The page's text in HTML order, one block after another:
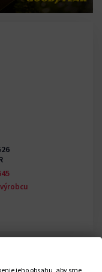
jeho obsahu, aby sme